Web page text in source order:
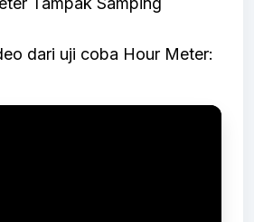
dari uji coba Hour Meter: